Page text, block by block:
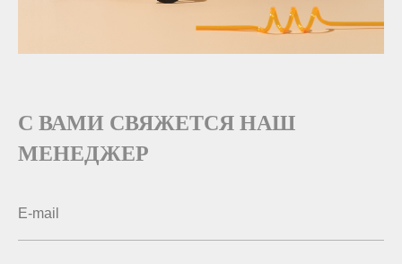
С ВАМИ СВЯЖЕТСЯ НАШ
МЕНЕДЖЕР